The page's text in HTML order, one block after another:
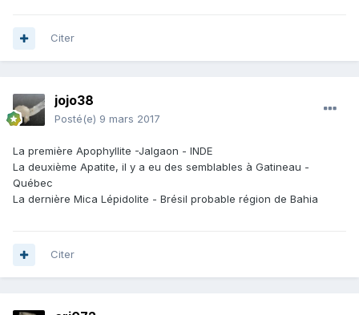
Citer
jojo38
Posté(e) 9 mars 2017
La première Apophyllite -Jalgaon - INDE
La deuxième Apatite, il y a eu des semblables à Gatineau -
Québec
La dernière Mica Lépidolite - Brésil probable région de Bahia
Citer